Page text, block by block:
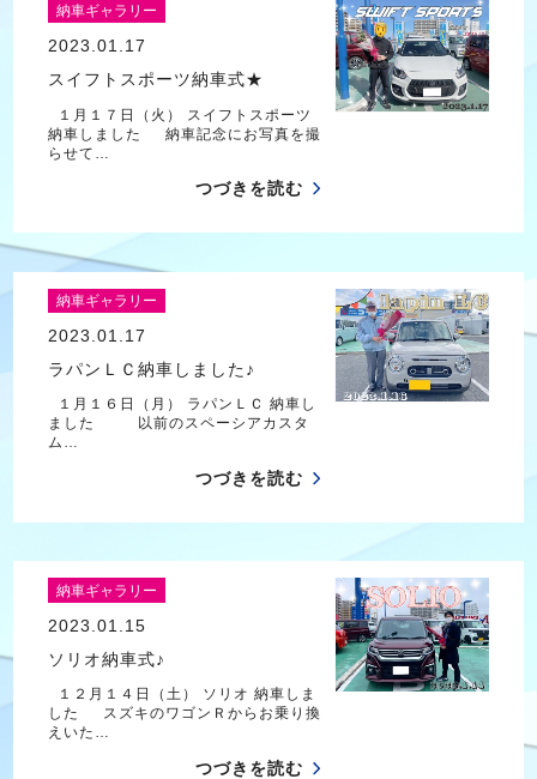
納車ギャラリー
2023.01.17
スイフトスポーツ納車式★
１月１７日（火） スイフトスポーツ
納車しました 納車記念にお写真を撮
らせて…
つづきを読む
納車ギャラリー
2023.01.17
ラパンＬＣ納車しました♪
１月１６日（月） ラパンＬＣ 納車し
ました 以前のスペーシアカスタ
ム…
つづきを読む
納車ギャラリー
2023.01.15
ソリオ納車式♪
１２月１４日（土） ソリオ 納車しま
した スズキのワゴンＲからお乗り換
えいた…
つづきを読む